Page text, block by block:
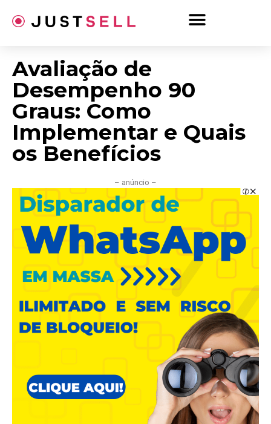
para
Avaliação de
Desempenho 90
Graus: Como
Implementar e Quais
os Benefícios
– anúncio –